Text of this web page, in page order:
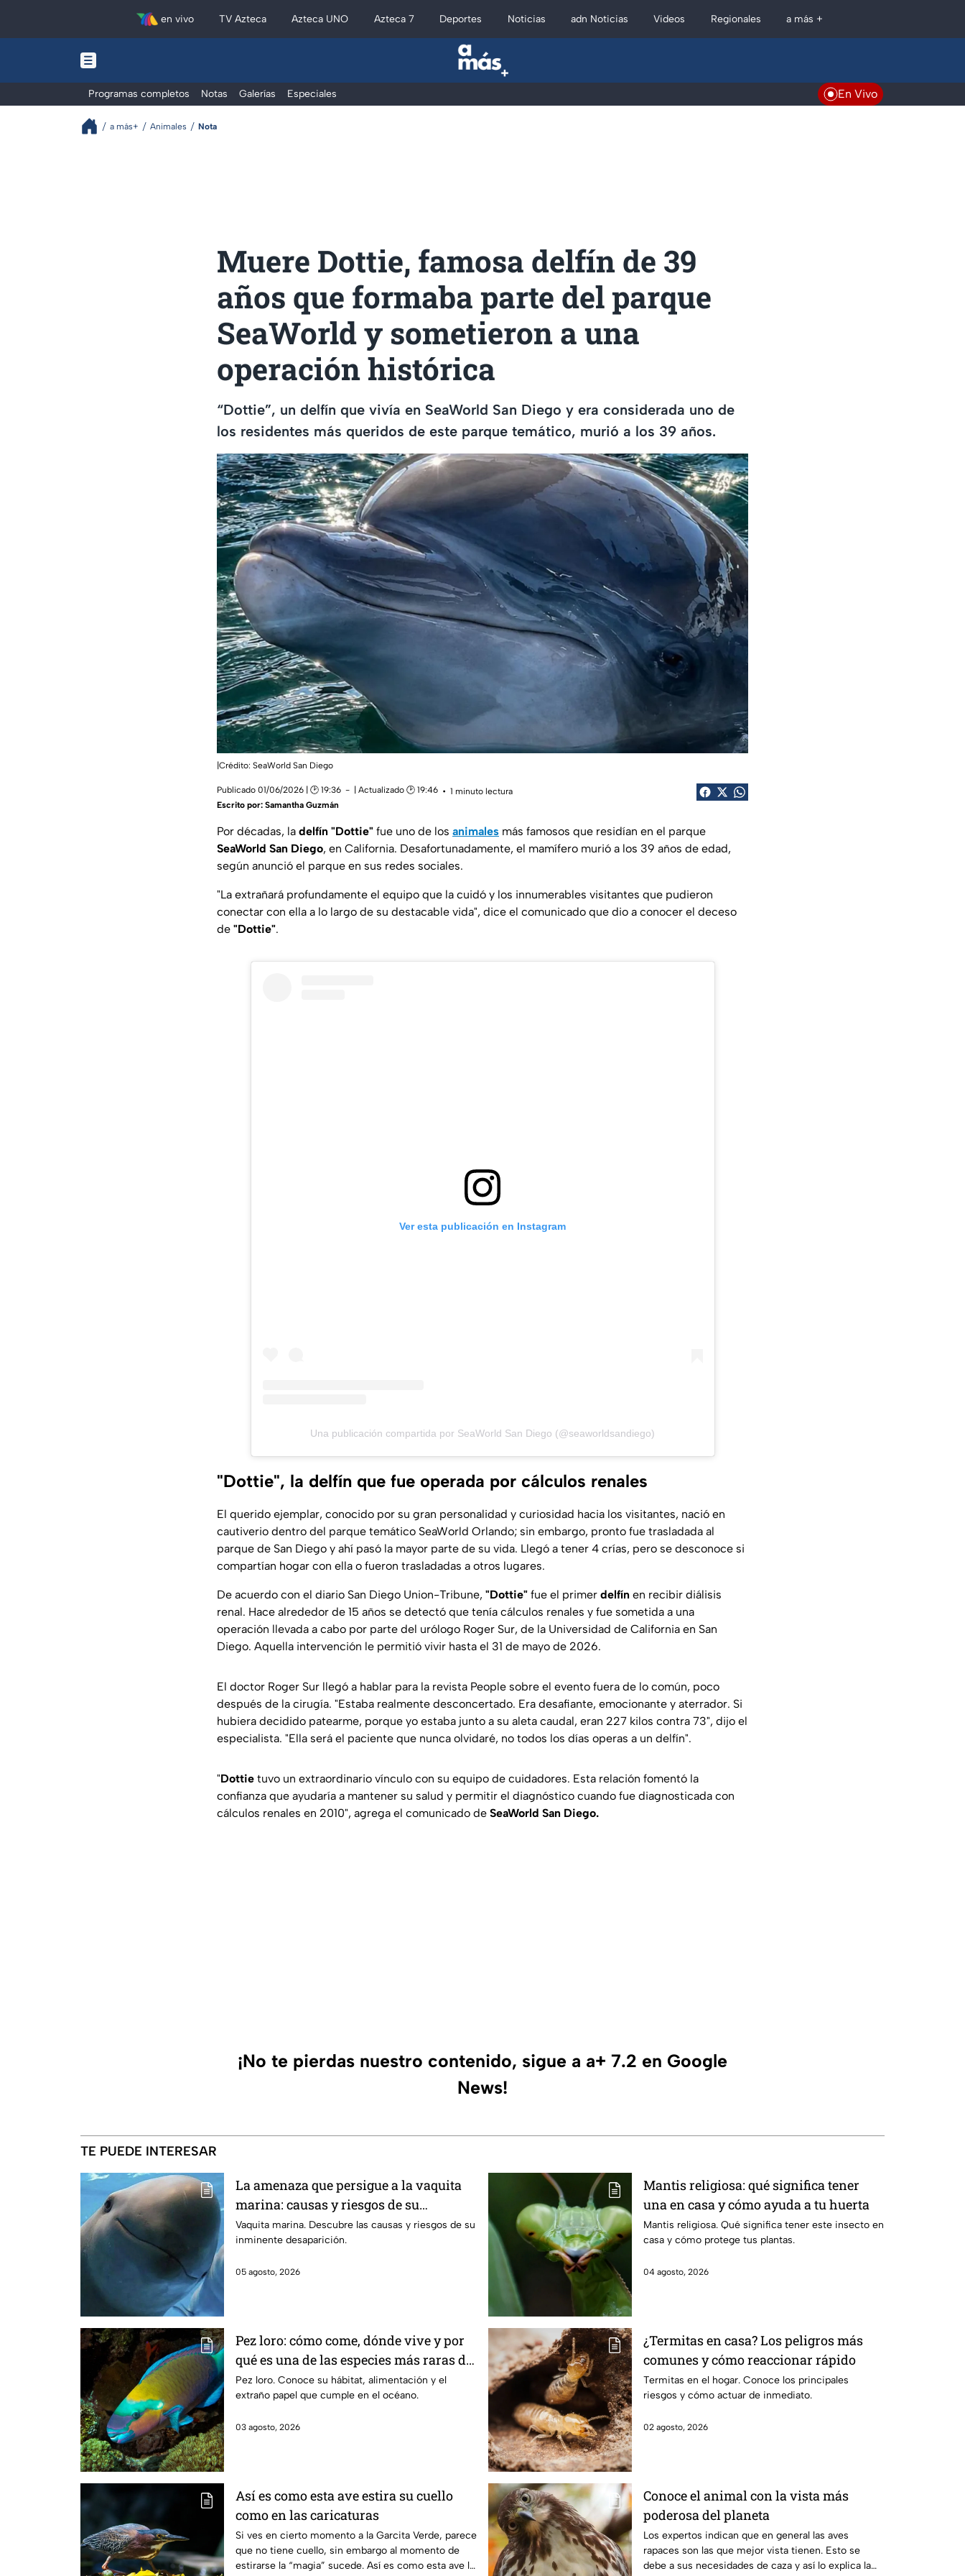
en vivo TV Azteca Azteca UNO Azteca 7 Deportes Noticias adn Noticias Videos Regionales a más +
Programas completos Notas Galerías Especiales En Vivo
a más+ Animales Nota
Muere Dottie, famosa delfín de 39
años que formaba parte del parque
SeaWorld y sometieron a una
operación histórica
“Dottie”, un delfín que vivía en SeaWorld San Diego y era considerada uno de
los residentes más queridos de este parque temático, murió a los 39 años.
|Crédito: SeaWorld San Diego
Publicado 01/06/2026 | 🕑 19:36 | Actualizado 🕑 19:46
1 minuto lectura
Escrito por: Samantha Guzmán
Por décadas, la delfín "Dottie" fue uno de los animales más famosos que residían en el parque
SeaWorld San Diego, en California. Desafortunadamente, el mamífero murió a los 39 años de edad,
según anunció el parque en sus redes sociales.
"La extrañará profundamente el equipo que la cuidó y los innumerables visitantes que pudieron
conectar con ella a lo largo de su destacable vida", dice el comunicado que dio a conocer el deceso
de "Dottie".
Ver esta publicación en Instagram
Una publicación compartida por SeaWorld San Diego (@seaworldsandiego)
"Dottie", la delfín que fue operada por cálculos renales
El querido ejemplar, conocido por su gran personalidad y curiosidad hacia los visitantes, nació en
cautiverio dentro del parque temático SeaWorld Orlando; sin embargo, pronto fue trasladada al
parque de San Diego y ahí pasó la mayor parte de su vida. Llegó a tener 4 crías, pero se desconoce si
compartían hogar con ella o fueron trasladadas a otros lugares.
De acuerdo con el diario San Diego Union-Tribune, "Dottie" fue el primer delfín en recibir diálisis
renal. Hace alrededor de 15 años se detectó que tenía cálculos renales y fue sometida a una
operación llevada a cabo por parte del urólogo Roger Sur, de la Universidad de California en San
Diego. Aquella intervención le permitió vivir hasta el 31 de mayo de 2026.
El doctor Roger Sur llegó a hablar para la revista People sobre el evento fuera de lo común, poco
después de la cirugía. "Estaba realmente desconcertado. Era desafiante, emocionante y aterrador. Si
hubiera decidido patearme, porque yo estaba junto a su aleta caudal, eran 227 kilos contra 73", dijo el
especialista. "Ella será el paciente que nunca olvidaré, no todos los días operas a un delfín".
"Dottie tuvo un extraordinario vínculo con su equipo de cuidadores. Esta relación fomentó la
confianza que ayudaría a mantener su salud y permitir el diagnóstico cuando fue diagnosticada con
cálculos renales en 2010", agrega el comunicado de SeaWorld San Diego.
¡No te pierdas nuestro contenido, sigue a a+ 7.2 en Google
News!
TE PUEDE INTERESAR
La amenaza que persigue a la vaquita
marina: causas y riesgos de su
inminente desaparición
Vaquita marina. Descubre las causas y riesgos de su
inminente desaparición.
05 agosto, 2026
Mantis religiosa: qué significa tener
una en casa y cómo ayuda a tu huerta
Mantis religiosa. Qué significa tener este insecto en
casa y cómo protege tus plantas.
04 agosto, 2026
Pez loro: cómo come, dónde vive y por
qué es una de las especies más raras del
océano
Pez loro. Conoce su hábitat, alimentación y el
extraño papel que cumple en el océano.
03 agosto, 2026
¿Termitas en casa? Los peligros más
comunes y cómo reaccionar rápido
Termitas en el hogar. Conoce los principales
riesgos y cómo actuar de inmediato.
02 agosto, 2026
Así es como esta ave estira su cuello
como en las caricaturas
Si ves en cierto momento a la Garcita Verde, parece
que no tiene cuello, sin embargo al momento de
estirarse la “magia” sucede. Así es como esta ave lo
Conoce el animal con la vista más
poderosa del planeta
Los expertos indican que en general las aves
rapaces son las que mejor vista tienen. Esto se
debe a sus necesidades de caza y así lo explica la